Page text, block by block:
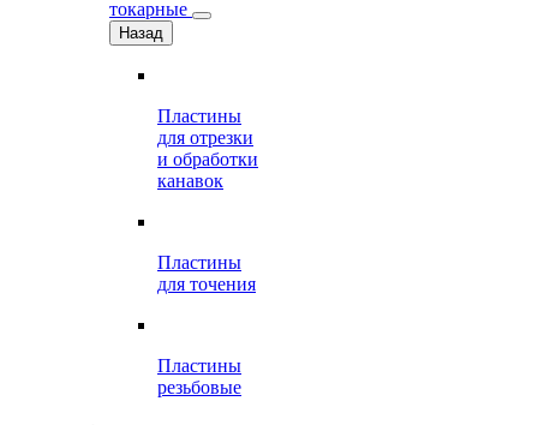
токарные
Назад
Пластины
для отрезки
и обработки
канавок
Пластины
для точения
Пластины
резьбовые